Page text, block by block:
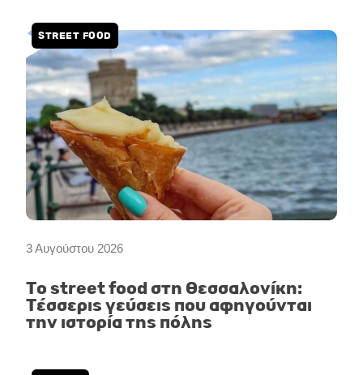
3 Αυγούστου 2026
STREET FOOD
Το street food στη Θεσσαλονίκη:
Τέσσερις γεύσεις που αφηγούνται
την ιστορία της πόλης